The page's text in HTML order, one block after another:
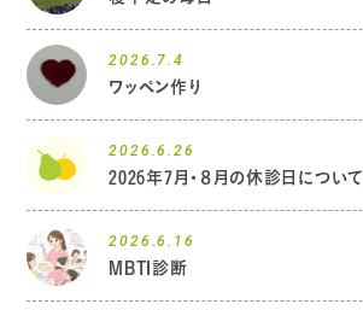
2026.7.4
ワッペン作り
2026.6.26
2026年7月・８月の休診日について
2026.6.16
MBTI診断